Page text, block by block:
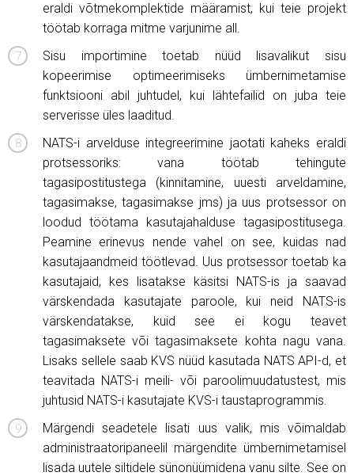
eraldi võtmekomplektide määramist, kui teie projekt
töötab korraga mitme varjunime all.
Sisu importimine toetab nüüd lisavalikut sisu
kopeerimise optimeerimiseks ümbernimetamise
funktsiooni abil juhtudel, kui lähtefailid on juba teie
serverisse üles laaditud.
NATS-i arvelduse integreerimine jaotati kaheks eraldi
protsessoriks: vana töötab tehingute
tagasipostitustega (kinnitamine, uuesti arveldamine,
tagasimakse, tagasimakse jms) ja uus protsessor on
loodud töötama kasutajahalduse tagasipostitusega.
Peamine erinevus nende vahel on see, kuidas nad
kasutajaandmeid töötlevad. Uus protsessor toetab ka
kasutajaid, kes lisatakse käsitsi NATS-is ja saavad
värskendada kasutajate paroole, kui neid NATS-is
värskendatakse, kuid see ei kogu teavet
tagasimaksete või tagasimaksete kohta nagu vana.
Lisaks sellele saab KVS nüüd kasutada NATS API-d, et
teavitada NATS-i meili- või paroolimuudatustest, mis
juhtusid NATS-i kasutajate KVS-i taustaprogrammis.
Märgendi seadetele lisati uus valik, mis võimaldab
administraatoripaneelil märgendite ümbernimetamisel
lisada uutele siltidele sünonüümidena vanu silte. See on